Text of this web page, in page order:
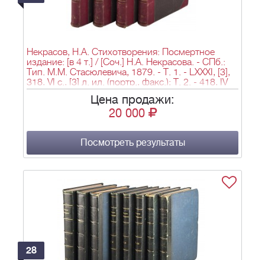
Некрасов, Н.А. Стихотворения: Посмертное
издание: [в 4 т.] / [Соч.] Н.А. Некрасова. - СПб.:
Тип. М.М. Стасюлевича, 1879. - Т. 1. - LXXXI, [3],
318, VI с., [3] л. ил. (портр., факс.); Т. 2. - 418, IV
с.; Т. 3. - 404, IV с.; Т. 4. - 132, CCX, VI с.; 21х14,5
Цена продажи:
20 000
Посмотреть результаты
28